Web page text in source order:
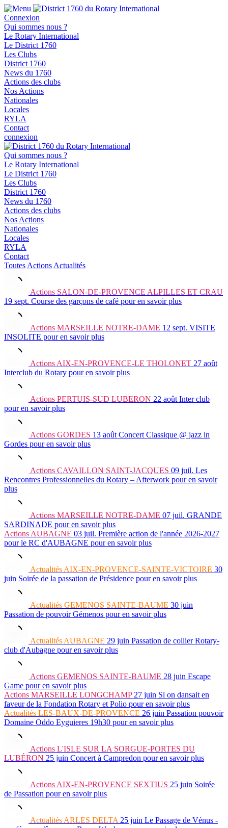
Connexion
Qui sommes nous ?
Le Rotary International
Le District 1760
Les Clubs
District 1760
News du 1760
Actions des clubs
Nos Actions
Nationales
Locales
RYLA
Contact
connexion
Qui sommes nous ?
Le Rotary International
Le District 1760
Les Clubs
District 1760
News du 1760
Actions des clubs
Nos Actions
Nationales
Locales
RYLA
Contact
Toutes Actions Actualités
Actions SALON-DE-PROVENCE ALPILLES ET CRAU
19 sept. Course des garçons de café pour en savoir plus
Actions MARSEILLE NOTRE-DAME 12 sept. VISITE
INSOLITE pour en savoir plus
Actions AIX-EN-PROVENCE-LE THOLONET 27 août
Interclub du Rotary pour en savoir plus
Actions PERTUIS-SUD LUBERON 22 août Inter club
pour en savoir plus
Actions GORDES 13 août Concert Classique @ jazz in
Gordes pour en savoir plus
Actions CAVAILLON SAINT-JACQUES 09 juil. Les
Rencontres Professionnelles du Rotary – Afterwork pour en savoir
plus
Actions MARSEILLE NOTRE-DAME 07 juil. GRANDE
SARDINADE pour en savoir plus
Actions AUBAGNE 03 juil. Première action de l'année 2026-2027
pour le RC d'AUBAGNE pour en savoir plus
Actualités AIX-EN-PROVENCE-SAINTE-VICTOIRE 30
juin Soirée de la passation de Présidence pour en savoir plus
Actualités GEMENOS SAINTE-BAUME 30 juin
Passation de pouvoir Gémenos pour en savoir plus
Actualités AUBAGNE 29 juin Passation de collier Rotary-
club d'Aubagne pour en savoir plus
Actions GEMENOS SAINTE-BAUME 28 juin Escape
Game pour en savoir plus
Actions MARSEILLE LONGCHAMP 27 juin Si on dansait en
faveur de la Fondation Rotary et Polio pour en savoir plus
Actualités LES-BAUX-DE-PROVENCE 26 juin Passation pouvoir
Domaine Oddo Eyguieres 19h30 pour en savoir plus
Actions L'ISLE SUR LA SORGUE-PORTES DU
LUBÉRON 25 juin Concert à Campredon pour en savoir plus
Actions AIX-EN-PROVENCE SEXTIUS 25 juin Soirée
de Passation pour en savoir plus
Actualités ARLES DELTA 25 juin Le Passage de Vénus -